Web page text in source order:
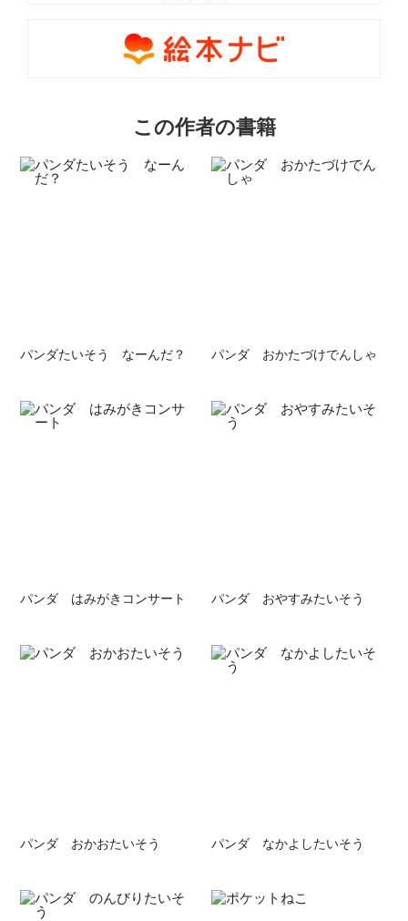
この作者の書籍
パンダたいそう なーんだ？ パンダ おかたづけでんしゃ
パンダ はみがきコンサート パンダ おやすみたいそう
パンダ おかおたいそう パンダ なかよしたいそう